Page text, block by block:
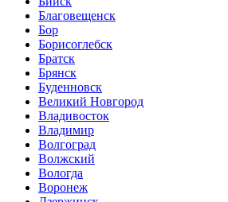
Благовещенск
Бор
Борисоглебск
Братск
Брянск
Буденновск
Великий Новгород
Владивосток
Владимир
Волгоград
Волжский
Вологда
Воронеж